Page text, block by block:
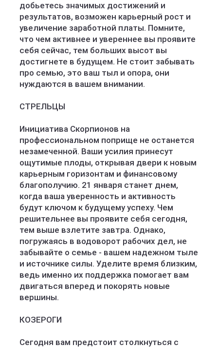
добьетесь значимых достижений и
результатов, возможен карьерный рост и
увеличение заработной платы. Помните,
что чем активнее и увереннее вы проявите
себя сейчас, тем больших высот вы
достигнете в будущем. Не стоит забывать
про семью, это ваш тыл и опора, они
нуждаются в вашем внимании.
СТРЕЛЬЦЫ
Инициатива Скорпионов на
профессиональном поприще не останется
незамеченной. Ваши усилия принесут
ощутимые плоды, открывая двери к новым
карьерным горизонтам и финансовому
благополучию. 21 января станет днем,
когда ваша уверенность и активность
будут ключом к будущему успеху. Чем
решительнее вы проявите себя сегодня,
тем выше взлетите завтра. Однако,
погружаясь в водоворот рабочих дел, не
забывайте о семье - вашем надежном тыле
и источнике силы. Уделите время близким,
ведь именно их поддержка помогает вам
двигаться вперед и покорять новые
вершины.
КОЗЕРОГИ
Сегодня вам предстоит столкнуться с